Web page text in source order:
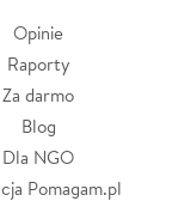
Opinie
Raporty
Za darmo
Blog
Dla NGO
Pomagam.pl